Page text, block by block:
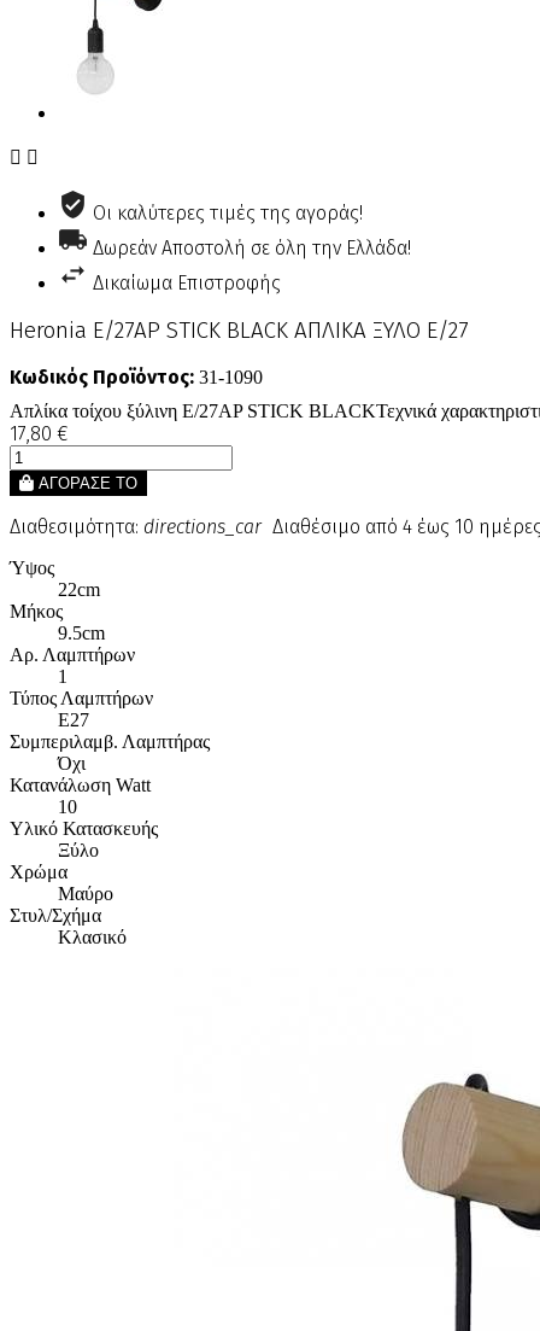
 
Οι καλύτερες τιμές της αγοράς!
Δωρεάν Αποστολή σε όλη την Ελλάδα!
Δικαίωμα Επιστροφής
Heronia Ε/27ΑΡ STICK BLACK ΑΠΛΙΚΑ ΞΥΛΟ Ε/27
Κωδικός Προϊόντος: 31-1090
Απλίκα τοίχου ξύλινη E/27AP STICK BLACKΤεχνικά
17,80 €
ΑΓΟΡΑΣΕ ΤΟ
Διαθεσιμότητα: directions_car Διαθέσιμο από 4 έως 10
Ύψος
22cm
Μήκος
9.5cm
Αρ. Λαμπτήρων
1
Τύπος Λαμπτήρων
E27
Συμπεριλαμβ. Λαμπτήρας
Όχι
Κατανάλωση Watt
10
Υλικό Κατασκευής
Ξύλο
Χρώμα
Μαύρο
Στυλ/Σχήμα
Κλασικό